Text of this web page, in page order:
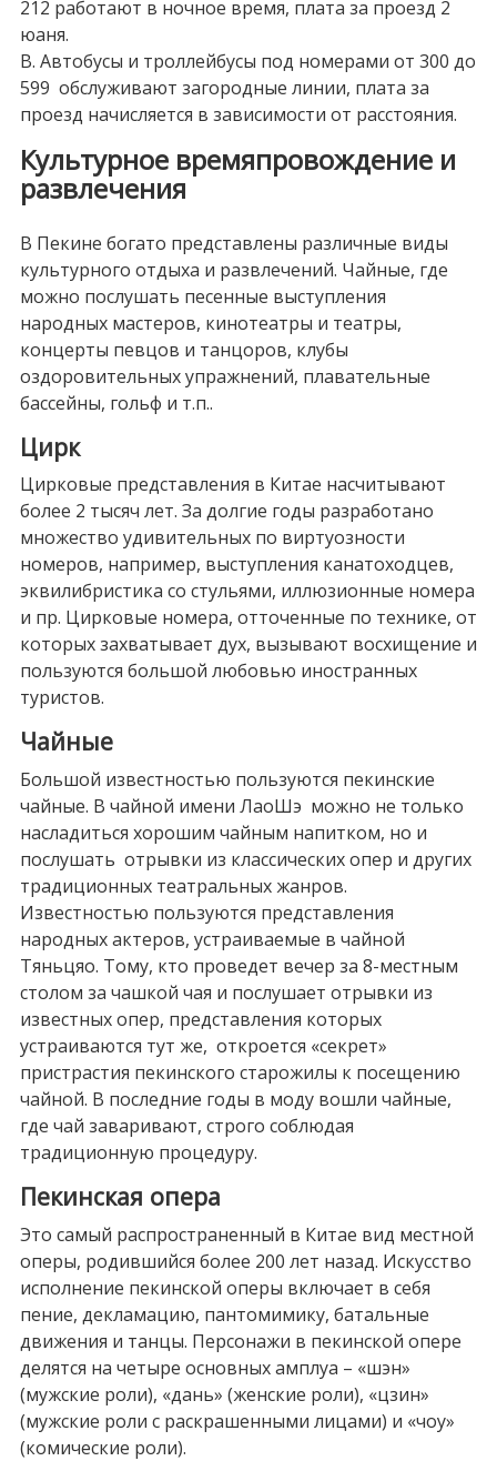
212 работают в ночное время, плата за проезд 2
юаня.
В. Автобусы и троллейбусы под номерами от 300 до
599 обслуживают загородные линии, плата за
проезд начисляется в зависимости от расстояния.
Культурное времяпровождение и
развлечения
В Пекине богато представлены различные виды
культурного отдыха и развлечений. Чайные, где
можно послушать песенные выступления
народных мастеров, кинотеатры и театры,
концерты певцов и танцоров, клубы
оздоровительных упражнений, плавательные
бассейны, гольф и т.п..
Цирк
Цирковые представления в Китае насчитывают
более 2 тысяч лет. За долгие годы разработано
множество удивительных по виртуозности
номеров, например, выступления канатоходцев,
эквилибристика со стульями, иллюзионные номера
и пр. Цирковые номера, отточенные по технике, от
которых захватывает дух, вызывают восхищение и
пользуются большой любовью иностранных
туристов.
Чайные
Большой известностью пользуются пекинские
чайные. В чайной имени ЛаоШэ можно не только
насладиться хорошим чайным напитком, но и
послушать отрывки из классических опер и других
традиционных театральных жанров.
Известностью пользуются представления
народных актеров, устраиваемые в чайной
Тяньцяо. Тому, кто проведет вечер за 8-местным
столом за чашкой чая и послушает отрывки из
известных опер, представления которых
устраиваются тут же, откроется «секрет»
пристрастия пекинского старожилы к посещению
чайной. В последние годы в моду вошли чайные,
где чай заваривают, строго соблюдая
традиционную процедуру.
Пекинская опера
Это самый распространенный в Китае вид местной
оперы, родившийся более 200 лет назад. Искусство
исполнение пекинской оперы включает в себя
пение, декламацию, пантомимику, батальные
движения и танцы. Персонажи в пекинской опере
делятся на четыре основных амплуа – «шэн»
(мужские роли), «дань» (женские роли), «цзин»
(мужские роли с раскрашенными лицами) и «чоу»
(комические роли).